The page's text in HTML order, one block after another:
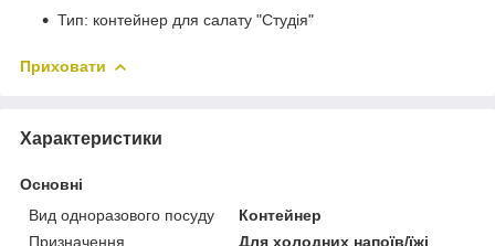
Тип: контейнер для салату "Студія"
Приховати
Характеристики
Основні
Вид одноразового посуду
Контейнер
Призначення
Для холодних напоїв/їжі